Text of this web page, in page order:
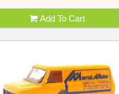
Add To Cart